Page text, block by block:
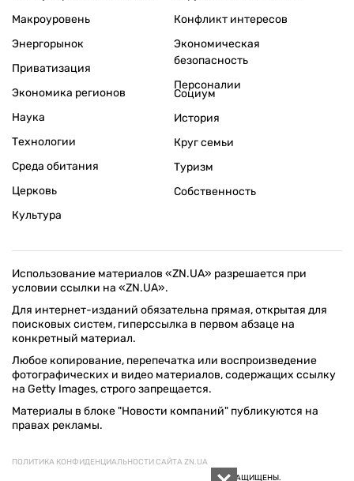
Макроуровень
Энергорынок
Приватизация
Экономика регионов
Конфликт интересов
Экономическая
безопасность
Персоналии
Наука
Технологии
Среда обитания
Церковь
Культура
Социум
История
Круг семьи
Туризм
Собственность
Использование материалов «ZN.UA» разрешается при
условии ссылки на «ZN.UA».
Для интернет-изданий обязательна прямая, открытая для
поисковых систем, гиперссылка в первом абзаце на
конкретный материал.
Любое копирование, перепечатка или воспроизведение
фотографических и видео материалов, содержащих ссылку
на Getty Images, строго запрещается.
Материалы в блоке "Новости компаний" публикуются на
правах рекламы.
ПОЛИТИКА КОНФИДЕНЦИАЛЬНОСТИ САЙТА ZN.UA
© 1994–2026 «ЗЕРКАЛО НЕДЕЛИ. УКРАИНА». ВСЕ ПРАВА ЗАЩИЩЕНЫ.